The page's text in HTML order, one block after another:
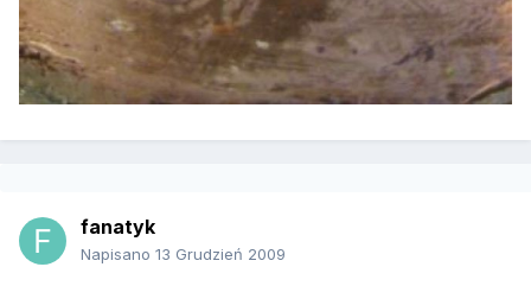
fanatyk
Napisano 13 Grudzień 2009